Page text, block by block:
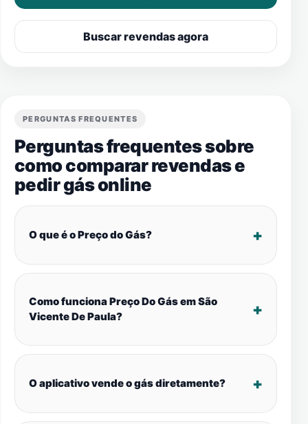
Buscar revendas agora
PERGUNTAS FREQUENTES
Perguntas frequentes sobre
como comparar revendas e
pedir gás online
O que é o Preço do Gás?
Como funciona Preço Do Gás em São
Vicente De Paula?
O aplicativo vende o gás diretamente?